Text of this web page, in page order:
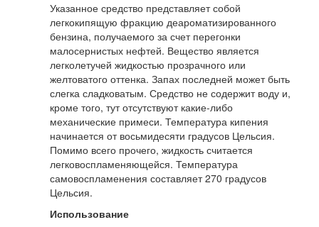
Указанное средство представляет собой
легкокипящую фракцию деароматизированного
бензина, получаемого за счет перегонки
малосернистых нефтей. Вещество является
легколетучей жидкостью прозрачного или
желтоватого оттенка. Запах последней может быть
слегка сладковатым. Средство не содержит воду и,
кроме того, тут отсутствуют какие-либо
механические примеси. Температура кипения
начинается от восьмидесяти градусов Цельсия.
Помимо всего прочего, жидкость считается
легковоспламеняющейся. Температура
самовоспламенения составляет 270 градусов
Цельсия.
Использование